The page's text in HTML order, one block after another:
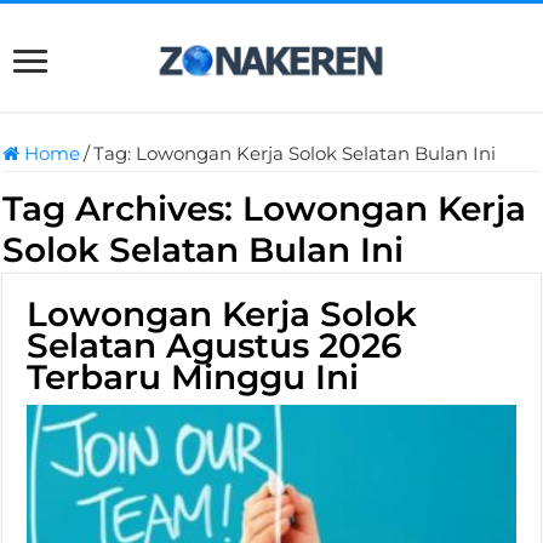
Home/Tag: Lowongan Kerja Solok Selatan Bulan Ini
Tag Archives: Lowongan Kerja
Solok Selatan Bulan Ini
Lowongan Kerja Solok
Selatan Agustus 2026
Terbaru Minggu Ini